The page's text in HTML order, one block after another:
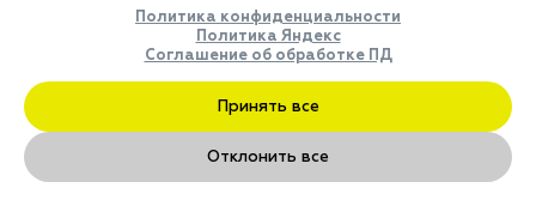
использования личных
Оферта
Где купить
ДЛЯ ПАРТНЁРОВ
Преимущества